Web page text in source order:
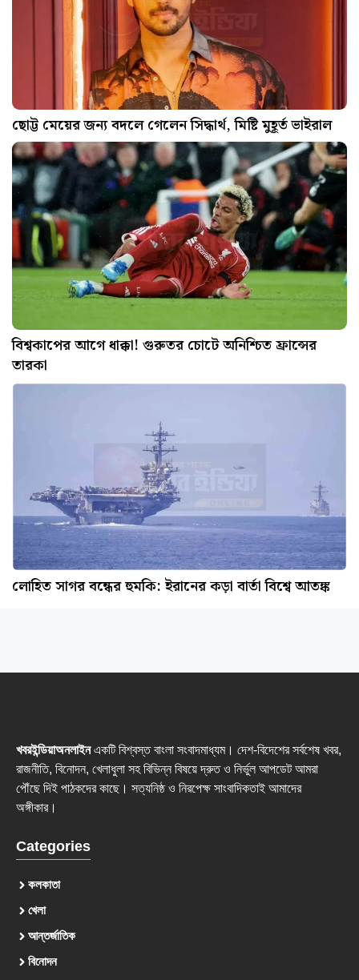
ছোট্ট মেয়ের জন্য বদলে গেলেন সিদ্ধার্থ, মিষ্টি মুহূর্ত ভাইরাল
বিশ্বকাপের আগে ধাক্কা! গুরুতর চোটে অনিশ্চিত ফ্রান্সের
তারকা
লোহিত সাগর বন্ধের হুমকি: ইরানের কড়া বার্তা বিশ্বে আতঙ্ক
খবরইন্ডিয়াঅনলাইনএকটি বিশ্বস্ত বাংলা সংবাদমাধ্যম। দেশ-বিদেশের সর্বশেষ খবর,
রাজনীতি, বিনোদন, খেলাধুলা সহ বিভিন্ন বিষয়ে দ্রুত ও নির্ভুল আপডেট আমরা
পৌঁছে দিই পাঠকদের কাছে। সত্যনিষ্ঠ ও নিরপেক্ষ সাংবাদিকতাই আমাদের
অঙ্গীকার।
Categories
কলকাতা
খেলা
আন্তর্জাতিক
বিনোদন